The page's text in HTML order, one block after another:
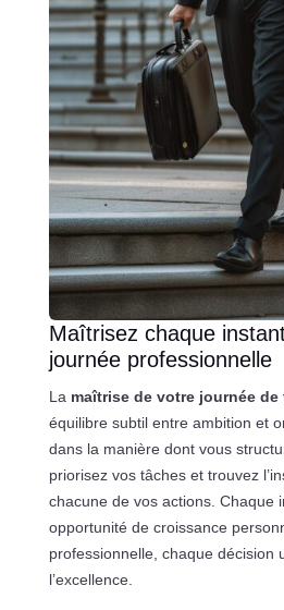
Maîtrisez chaque
journée professionnelle
La maîtrise de votre journée de
équilibre subtil entre ambition et
dans la manière dont vous
priorisez vos tâches et trouvez
chacune de vos actions. Chaque
opportunité de croissance
professionnelle, chaque décision
l’excellence.